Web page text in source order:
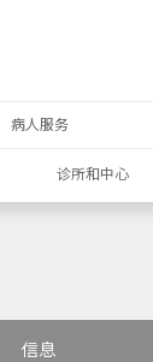
病人服务
诊所和中心
信息